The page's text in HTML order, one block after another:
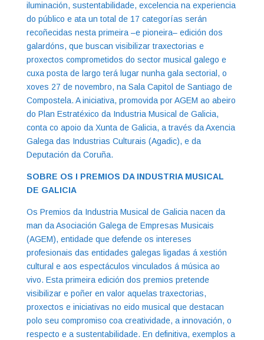
iluminación, sustentabilidade, excelencia na experiencia
do público e ata un total de 17 categorías serán
recoñecidas nesta primeira –e pioneira– edición dos
galardóns, que buscan visibilizar traxectorias e
proxectos comprometidos do sector musical galego e
cuxa posta de largo terá lugar nunha gala sectorial, o
xoves 27 de novembro, na Sala Capitol de Santiago de
Compostela. A iniciativa, promovida por AGEM ao abeiro
do Plan Estratéxico da Industria Musical de Galicia,
conta co apoio da Xunta de Galicia, a través da Axencia
Galega das Industrias Culturais (Agadic), e da
Deputación da Coruña.
SOBRE OS I PREMIOS DA INDUSTRIA MUSICAL
DE GALICIA
Os Premios da Industria Musical de Galicia nacen da
man da Asociación Galega de Empresas Musicais
(AGEM), entidade que defende os intereses
profesionais das entidades galegas ligadas á xestión
cultural e aos espectáculos vinculados á música ao
vivo. Esta primeira edición dos premios pretende
visibilizar e poñer en valor aquelas traxectorias,
proxectos e iniciativas no eido musical que destacan
polo seu compromiso coa creatividade, a innovación, o
respecto e a sustentabilidade. En definitiva, exemplos a